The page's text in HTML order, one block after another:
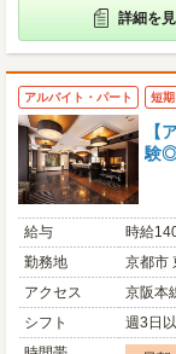
詳細を
アルバイト・パート 短期
【
験◎
給与
時給
勤務地
京都市
アクセス
京阪本
シフト
週3日